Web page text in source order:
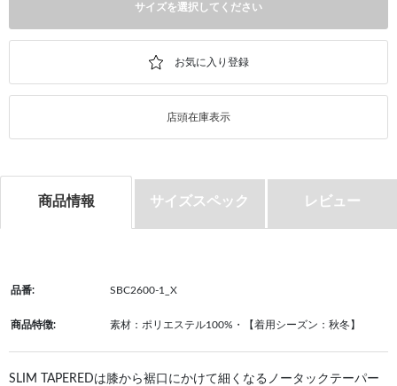
サイズを選択してください
店頭在庫表示
商品情報 サイズスペック レビュー
品番: SBC2600-1_X
商品特徴: 素材：ポリエステル100%・【着用シーズン：秋冬】
SLIM TAPEREDは膝から裾口にかけて細くなるノータックテーパー